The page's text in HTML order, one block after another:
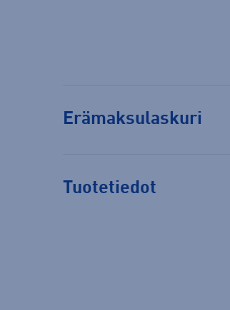
Erämaksulaskuri
Tuotetiedot